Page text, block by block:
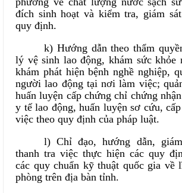
đích sinh hoạt và kiểm tra, giám
quy định.
k) Hướng dẫn theo thẩm
lý vệ sinh lao động, khám sức khỏe
khám phát hiện bệnh nghề nghiệp,
người lao động tại nơi làm việc;
huấn luyện cấp chứng chỉ chứng
y tế lao động, huấn luyện sơ cứu,
việc theo quy định của pháp luật.
l) Chỉ đạo, hướng dẫn,
thanh tra việc thực hiện các quy
các quy chuẩn kỹ thuật quốc gia
phòng trên địa bàn tỉnh.